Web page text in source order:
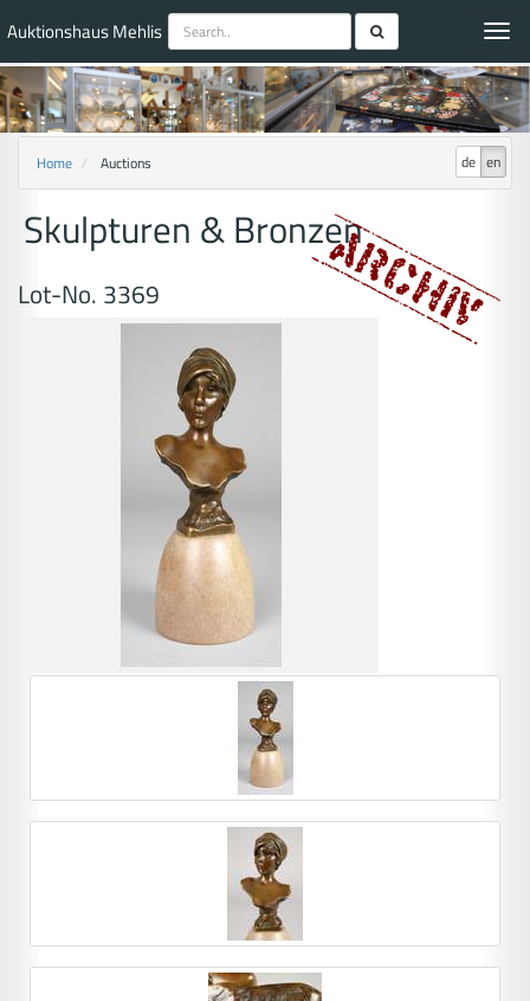
Auktionshaus Mehlis
de en
Home Auctions
Skulpturen & Bronzen
Lot-No. 3369